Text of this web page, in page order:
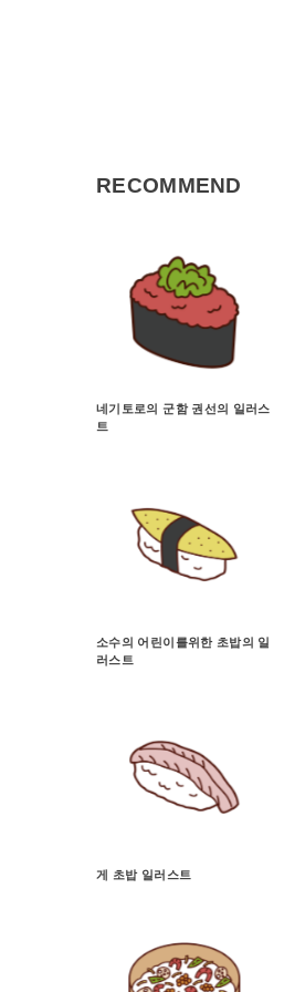
RECOMMEND
네기토로의 군함 권선의 일러스
트
소수의 어린이를위한 초밥의 일
러스트
게 초밥 일러스트